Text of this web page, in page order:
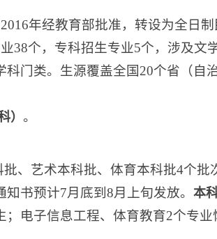
年经教育部批准，转设为全日制
38个，专科招生专业5个，涉及文
门类。生源覆盖全国20个省（自
） 。
、艺术本科批、体育本科批4个批
书预计7月底到8月上旬发放。 本科
电子信息工程、体育教育2个专业